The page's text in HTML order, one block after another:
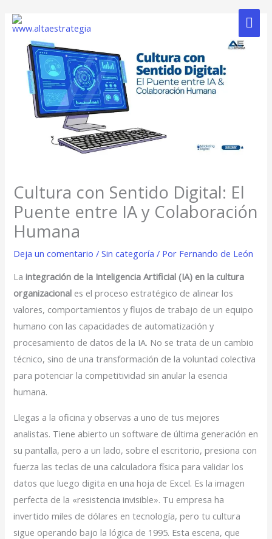
contenido
Cultura con Sentido Digital: El
Puente entre IA y Colaboración
Humana
Deja un comentario /Sin categoría / Por Fernando de León
Laintegración de la Inteligencia Artificial (IA) en la cultura
organizacional es el proceso estratégico de alinear los
valores, comportamientos y flujos de trabajo de un equipo
humano con las capacidades de automatización y
procesamiento de datos de la IA. No se trata de un cambio
técnico, sino de una transformación de la voluntad colectiva
para potenciar la competitividad sin anular la esencia
humana.
Llegas a la oficina y observas a uno de tus mejores
analistas. Tiene abierto un software de última generación en
su pantalla, pero a un lado, sobre el escritorio, presiona con
fuerza las teclas de una calculadora física para validar los
datos que luego digita en una hoja de Excel. Es la imagen
perfecta de la «resistencia invisible». Tu empresa ha
invertido miles de dólares en tecnología, pero tu cultura
sigue operando bajo la lógica de 1995. Esta escena, que